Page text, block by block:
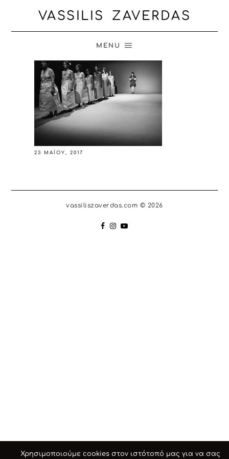
VASSILIS ZAVERDAS
MENU
23 ΜΑΪ́ΟΥ, 2017
vassiliszaverdas.com © 2026
Χρησιμοποιούμε cookies στον ιστότοπό μας για να σας